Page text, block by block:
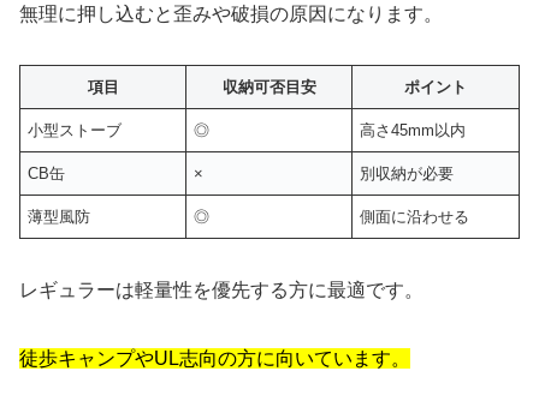
無理に押し込むと歪みや破損の原因になります。
項目 収納可否目安 ポイント
小型ストーブ ◎ 高さ45mm以内
CB缶 × 別収納が必要
薄型風防 ◎ 側面に沿わせる
レギュラーは軽量性を優先する方に最適です。
徒歩キャンプやUL志向の方に向いています。